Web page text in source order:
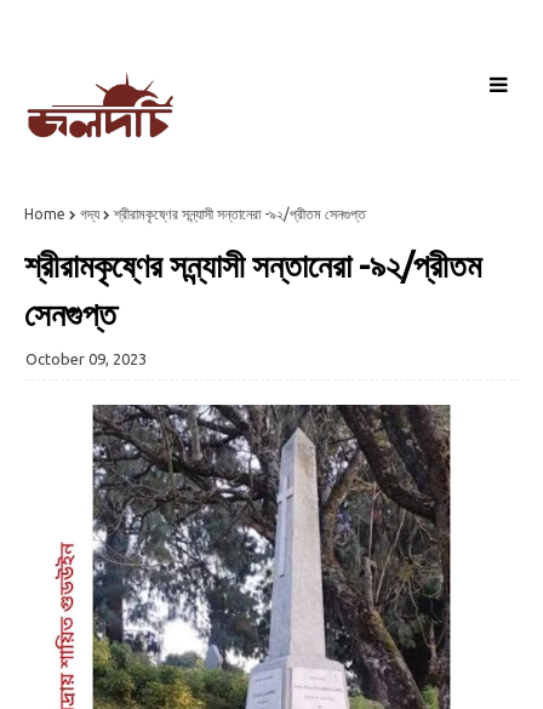
Home গদ্য শ্রীরামকৃষ্ণের সন্ন্যাসী সন্তানেরা -৯২/প্রীতম সেনগুপ্ত
শ্রীরামকৃষ্ণের সন্ন্যাসী সন্তানেরা -৯২/প্রীতম
সেনগুপ্ত
October 09, 2023